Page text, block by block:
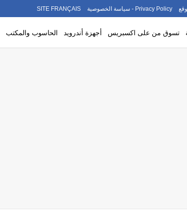
Privacy Policy - سياسة الخصوصية SITE FRANÇAIS
تسوق من على اكسبريس أجهزة أندرويد الحاسوب والمكتب